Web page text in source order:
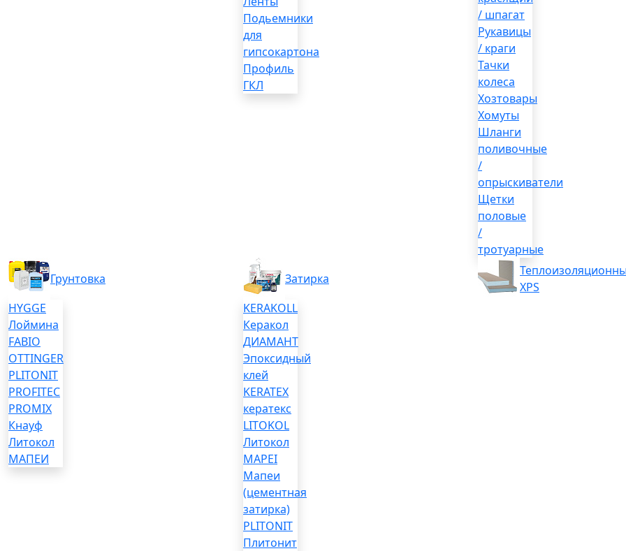
Подьемники
для
гипсокартона
Профиль
ГКЛ
/ шпагат
Рукавицы
/ краги
Тачки
колеса
Хозтовары
Хомуты
Шланги
поливочные
/
опрыскиватели
Щетки
половые
/
тротуарные
Грунтовка
HYGGE
Лоймина
FABIO
OTTINGER
PLITONIT
PROFITEC
PROMIX
Кнауф
Литокол
МАПЕИ
Затирка
KERAKOLL
Керакол
ДИАМАНТ
Эпоксидный
клей
KERATEX
кератекс
LITOKOL
Литокол
MAPEI
Мапеи
(цементная
затирка)
PLITONIT
Плитонит
XPS